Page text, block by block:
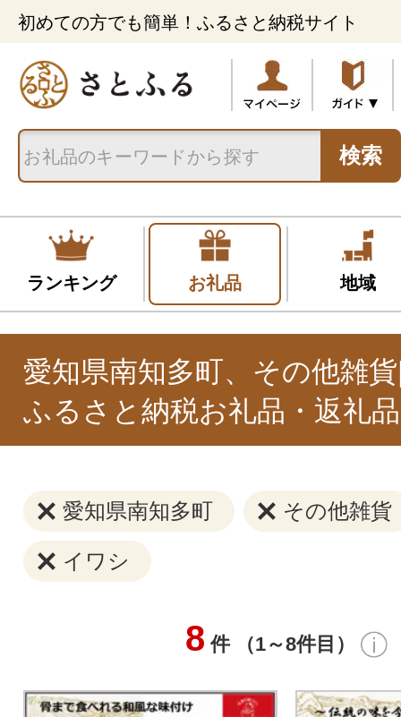
初めての方でも簡単！ふるさと納税サイト
検索
ランキング お礼品 地域
愛知県南知多町、その他雑
ふるさと納税お礼品・返礼
愛知県南知多町 その他雑貨
イワシ
8 件 （1～8件目）